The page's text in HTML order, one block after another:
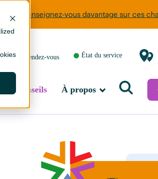
Renseignez-vous davantage sur ces
Prendre rendez-vous État du service
Conseils À propos